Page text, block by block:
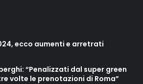
ecco aumenti e arretrati
“Penalizzati dal super green
volte le prenotazioni di Roma”